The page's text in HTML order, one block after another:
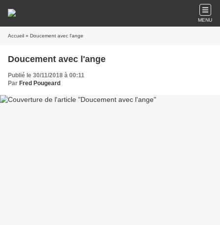
MENU
Accueil » Doucement avec l'ange
Doucement avec l'ange
Publié le 30/11/2018 à 00:11
Par Fred Pougeard